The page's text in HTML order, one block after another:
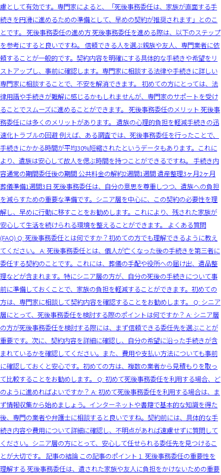
慮として有効です。専門家によると、「死後事務委任は、家族が直面する手
続きを円滑に進めるための準備として、早めの契約が推奨されます」とのこ
とです。 死後事務委任の進め方 死後事務委任を進める際は、以下のステップ
を参考にすると良いですね。 信頼できる人を選ぶ親族や友人、専門業者に依
頼することが一般的です。契約内容を明確にする具体的な手続きや希望をリ
ストアップし、事前に確認します。専門家に相談する法律や手続きに詳しい
専門家に相談することで、不安を解消できます。 初めての方にとっては、法
律用語や手続きが難解に感じるかもしれませんが、専門家のサポートを受け
ることでスムーズに進めることができます。 死後事務委任のメリット 死後事
務委任には多くのメリットがあります。 遺族の心理的負担を軽減手続きの迅
速化トラブルの回避 例えば、ある調査では、死後事務委任を行ったことで、
手続きにかかる時間が平均30%短縮されたというデータもあります。これに
より、遺族は安心して故人を偲ぶ時間を持つことができるですね。 手続き内
容通常の期間委任後の期間 公共料金の解約2週間1週間 遺産整理3ヶ月2ヶ月
葬儀準備1週間3日 死後事務委任は、自分の意思を尊重しつつ、遺族への負担
を減らすための重要な準備です。シニア層を中心に、この契約の必要性を理
解し、早めに行動に移すことをお勧めします。これにより、残された家族が
安心して生活を続けられる環境を整えることができます。 よくある質問
(FAQ) Q: 死後事務委任とは何ですか？初めての方でも理解できるように教え
てください。 A: 死後事務委任とは、個人が亡くなった後の手続きを第三者に
委任する契約のことです。これには、葬儀の手配や役所への届け出、遺品整
理などが含まれます。特にシニア層の方が、自分の死後の手続きについて事
前に準備しておくことで、家族の負担を軽減することができます。初めての
方は、専門家に相談して契約内容を確認することをお勧めします。 Q: シニア
層にとって、死後事務委任を検討する際のポイントは何ですか？ A: シニア層
の方が死後事務委任を検討する際には、まず信頼できる委任先を選ぶことが
重要です。次に、契約内容を詳細に確認し、自分の希望に沿った手続きが含
まれているかを確認してください。また、費用や支払い方法についても事前
に確認しておくと安心です。初めての方は、複数の業者から見積もりを取っ
て比較することをお勧めします。 Q: 初めて死後事務委任を利用する場合、ど
のように進めればよいですか？ A: 初めて死後事務委任を利用する場合は、ま
ず情報収集から始めましょう。インターネットや書籍で基本的な知識を得た
後、専門の業者や弁護士に相談すると良いですね。契約前には、具体的な手
続き内容や費用について詳細に確認し、不明点があれば遠慮せずに質問して
ください。シニア層の方にとって、安心して任せられる委任先を見つけるこ
とが大切です。 記事の結論 この記事のポイント 1. 死後事務委任の重要性を
理解する 死後事務委任は、遺された家族や友人に負担をかけないための重要